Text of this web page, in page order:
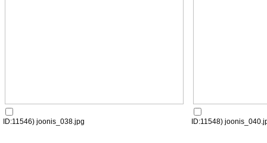
ID:11546) joonis_038.jpg ID:11548)